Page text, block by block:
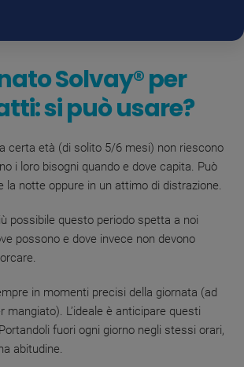
Solvay®per
si può usare?
certa età (di solito 5/6 mesi) non riescono
i loro bisogni quando e dove capita. Può
la notte oppure in un attimo di distrazione.
possibile questo periodo spetta a noi
possono e dove invece non devono
in momenti precisi della giornata (ad
mangiato). L’ideale è anticipare questi
fuori ogni giorno negli stessi orari,
abitudine.